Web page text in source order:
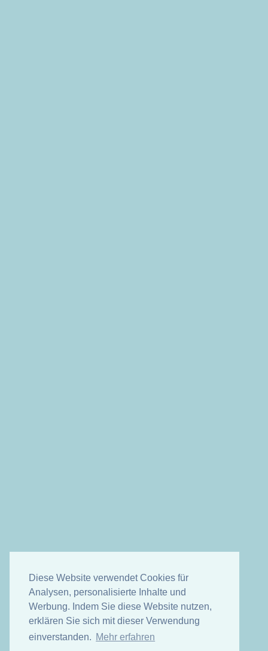
Diese Website verwendet Cookies für
Analysen, personalisierte Inhalte und
Werbung. Indem Sie diese Website nutzen,
erklären Sie sich mit dieser Verwendung
einverstanden. Mehr erfahren